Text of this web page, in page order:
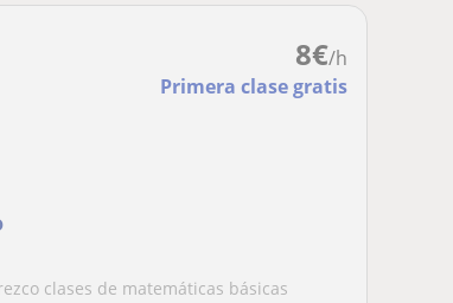
8€/h
Primera clase gratis
clases de matemáticas básicas